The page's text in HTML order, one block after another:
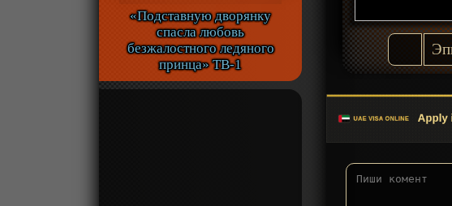
«Подставную дворянку
спасла любовь
безжалостного ледяного
принца» ТВ-1